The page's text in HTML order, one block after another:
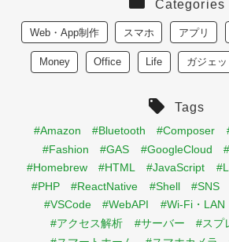
Categories
Web・App制作 スマホ アプリ
Money Office Life ガジェッ
Tags
#Amazon #Bluetooth #Composer
#Fashion
#GAS #GoogleCloud
#Homebrew
#HTML #JavaScript
#PHP
#ReactNative #Shell #SNS
#VSCode
#WebAPI #Wi-Fi・LAN
#アクセス解析
#サーバー
#スプ